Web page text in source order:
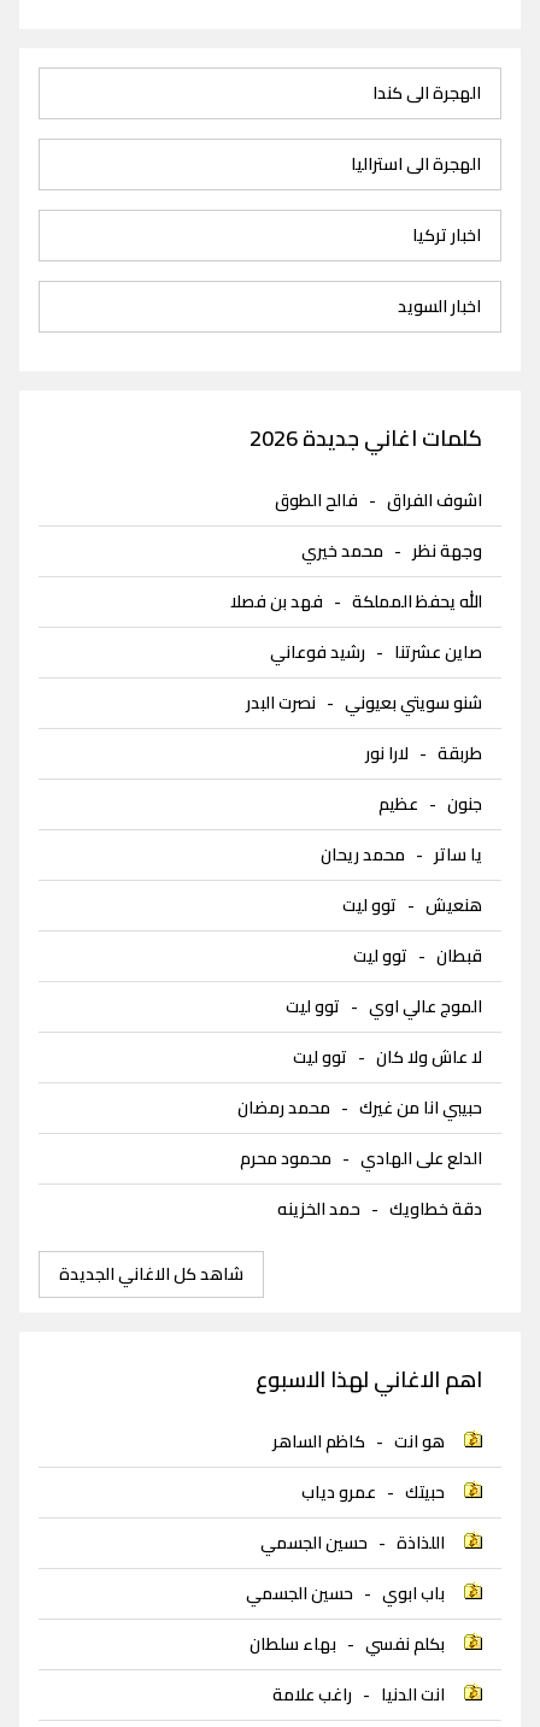
الهجرة الى كندا
الهجرة الى استراليا
اخبار تركيا
اخبار السويد
كلمات اغاني جديدة 2026
اشوف الفراق - فالح الطوق
وجهة نظر - محمد خيري
الله يحفظ المملكة - فهد بن فصلا
صاين عشرتنا - رشيد فوعاني
شنو سويتي بعيوني - نصرت البدر
طربقة - لارا نور
جنون - عظيم
يا ساتر - محمد ريحان
هنعيش - توو ليت
قبطان - توو ليت
الموج عالي اوي - توو ليت
لا عاش ولا كان - توو ليت
حبيبي انا من غيرك - محمد رمضان
الدلع على الهادي - محمود محرم
دقة خطاويك - حمد الخزينه
شاهد كل الاغاني الجديدة
اهم الاغاني لهذا الاسبوع
هو انت - كاظم الساهر
حبيتك - عمرو دياب
اللذاذة - حسين الجسمي
باب ابوي - حسين الجسمي
بكلم نفسي - بهاء سلطان
انت الدنيا - راغب علامة